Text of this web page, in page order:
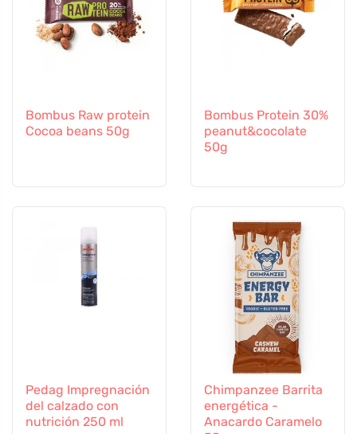
Bombus Raw protein
Cocoa beans 50g
Bombus Protein 30%
peanut&cocolate
50g
Pedag Impregnación
del calzado con
nutrición 250 ml
Chimpanzee Barrita
energética -
Anacardo Caramelo